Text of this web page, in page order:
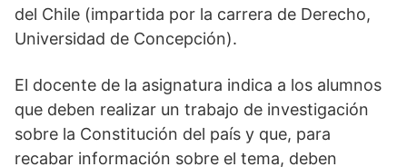
del Chile (impartida por la carrera de Derecho,
Universidad de Concepción).
El docente de la asignatura indica a los alumnos
que deben realizar un trabajo de investigación
sobre la Constitución del país y que, para
recabar información sobre el tema, deben